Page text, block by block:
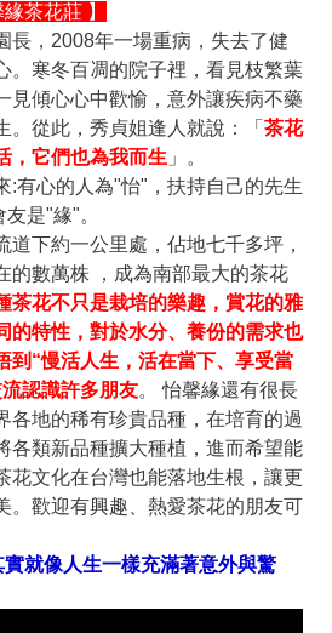
茶花莊 】
長，2008年一場重病，失去了健
。寒冬百凋的院子裡，看見枝繁葉
見傾心心中歡愉，意外讓疾病不藥
。從此，秀貞姐逢人就說：「 茶花
，它們也為我而生 」。
:有心的人為"怡"，扶持自己的先生
是"緣"。
道下約一公里處，佔地七千多坪，
的數萬株 ，成為南部最大的茶花
茶花不只是栽培的樂趣，賞花的雅
的特性，對於水分、養份的需求也
到 “慢活人生 ，活在當下、享受當
認識許多朋友。 怡馨緣還有很長
各地的稀有珍貴品種，在培育的過
各類新品種擴大種植，進而希望能
花文化在台灣也能落地生根，讓更
。歡迎有興趣、熱愛茶花的朋友可
就像人生一樣充滿著意外與驚